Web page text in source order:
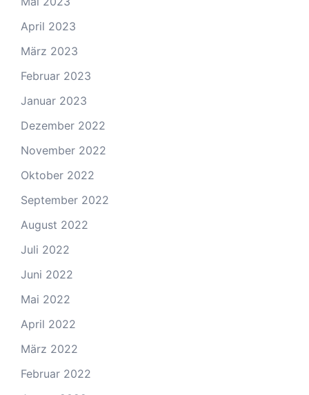
April 2023
März 2023
Februar 2023
Januar 2023
Dezember 2022
November 2022
Oktober 2022
September 2022
August 2022
Juli 2022
Juni 2022
Mai 2022
April 2022
März 2022
Februar 2022